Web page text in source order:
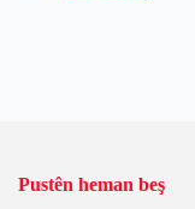
Pustên heman beş